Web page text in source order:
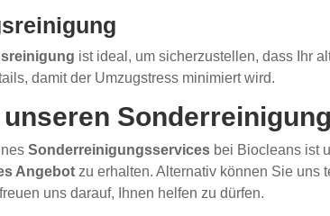
ist ideal, um sicherzustellen, dass Ihr
damit der Umzugstress minimiert wird.
unseren
Sonderreinigungsservices bei Biocleans ist
Angebot zu erhalten. Alternativ können Sie uns
uns darauf, Ihnen helfen zu dürfen.